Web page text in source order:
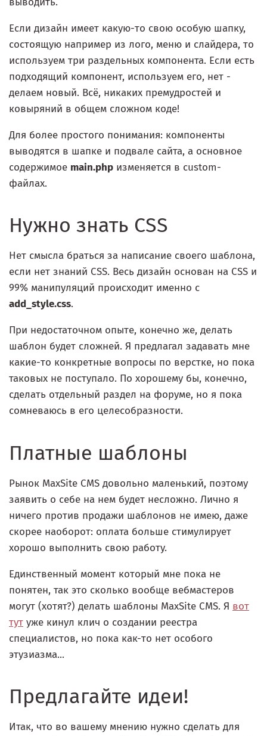
Если дизайн имеет какую-то свою особую шапку,
состоящую например из лого, меню и слайдера, то
используем три раздельных компонента. Если есть
подходящий компонент, используем его, нет -
делаем новый. Всё, никаких премудростей и
ковыряний в общем сложном коде!
Для более простого понимания: компоненты
выводятся в шапке и подвале сайта, а основное
содержимое main.php изменяется в custom-
файлах.
Нужно знать CSS
Нет смысла браться за написание своего шаблона,
если нет знаний CSS. Весь дизайн основан на CSS и
99% манипуляций происходит именно с
add_style.css.
При недостаточном опыте, конечно же, делать
шаблон будет сложней. Я предлагал задавать мне
какие-то конкретные вопросы по верстке, но пока
таковых не поступало. По хорошему бы, конечно,
сделать отдельный раздел на форуме, но я пока
сомневаюсь в его целесобразности.
Платные шаблоны
Рынок MaxSite CMS довольно маленький, поэтому
заявить о себе на нем будет несложно. Лично я
ничего против продажи шаблонов не имею, даже
скорее наоборот: оплата больше стимулирует
хорошо выполнить свою работу.
Единственный момент который мне пока не
понятен, так это сколько вообще вебмастеров
могут (хотят?) делать шаблоны MaxSite CMS. Я вот
тут уже кинул клич о создании реестра
специалистов, но пока как-то нет особого
этузиазма...
Предлагайте идеи!
Итак, что во вашему мнению нужно сделать для